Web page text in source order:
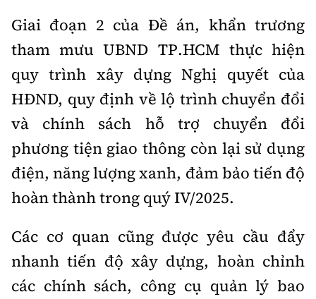
Giai đoạn 2 của Đề án, khẩn trương
tham mưu UBND TP.HCM thực hiện
quy trình xây dựng Nghị quyết của
HĐND, quy định về lộ trình chuyển đổi
và chính sách hỗ trợ chuyển đổi
phương tiện giao thông còn lại sử dụng
điện, năng lượng xanh, đảm bảo tiến độ
hoàn thành trong quý IV/2025.
Các cơ quan cũng được yêu cầu đẩy
nhanh tiến độ xây dựng, hoàn chỉnh
các chính sách, công cụ quản lý bao